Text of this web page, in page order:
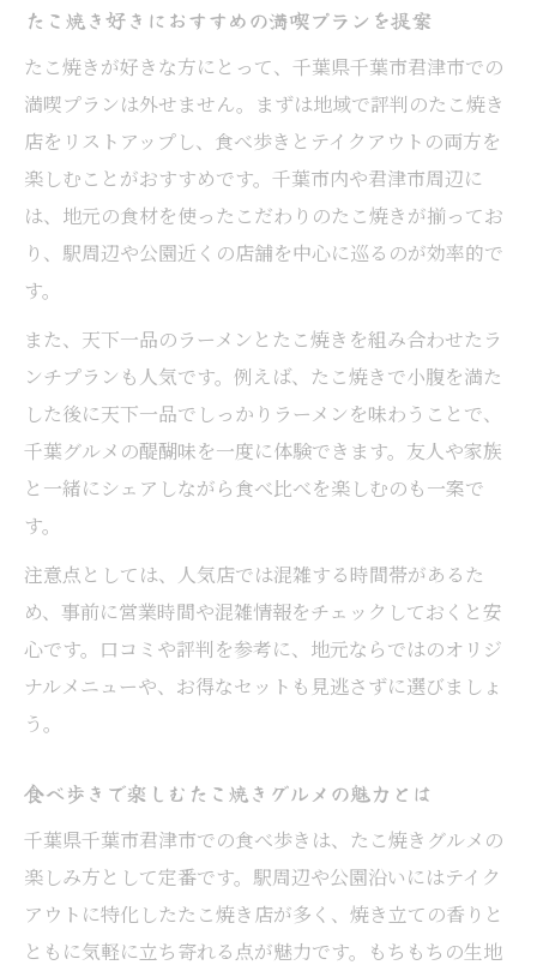
たこ焼き好きにおすすめの満喫プランを提案
たこ焼きが好きな方にとって、千葉県千葉市君津市での
満喫プランは外せません。まずは地域で評判のたこ焼き
店をリストアップし、食べ歩きとテイクアウトの両方を
楽しむことがおすすめです。千葉市内や君津市周辺に
は、地元の食材を使ったこだわりのたこ焼きが揃ってお
り、駅周辺や公園近くの店舗を中心に巡るのが効率的で
す。
また、天下一品のラーメンとたこ焼きを組み合わせたラ
ンチプランも人気です。例えば、たこ焼きで小腹を満た
した後に天下一品でしっかりラーメンを味わうことで、
千葉グルメの醍醐味を一度に体験できます。友人や家族
と一緒にシェアしながら食べ比べを楽しむのも一案で
す。
注意点としては、人気店では混雑する時間帯があるた
め、事前に営業時間や混雑情報をチェックしておくと安
心です。口コミや評判を参考に、地元ならではのオリジ
ナルメニューや、お得なセットも見逃さずに選びましょ
う。
食べ歩きで楽しむたこ焼きグルメの魅力とは
千葉県千葉市君津市での食べ歩きは、たこ焼きグルメの
楽しみ方として定番です。駅周辺や公園沿いにはテイク
アウトに特化したたこ焼き店が多く、焼き立ての香りと
ともに気軽に立ち寄れる点が魅力です。もちもちの生地